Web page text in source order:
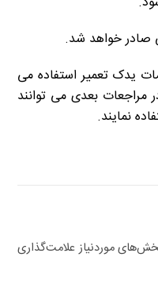
صادر خواهد شد.
یدک تعمیر استفاده می
مراجعات بعدی می توانند
نمایند.
موردنیاز علامت‌گذاری